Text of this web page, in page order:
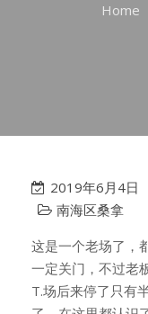
Home
2019年6月4日
南海区桑拿
这是一个老场了，
一定关门，不过老
T.场后来停了只有